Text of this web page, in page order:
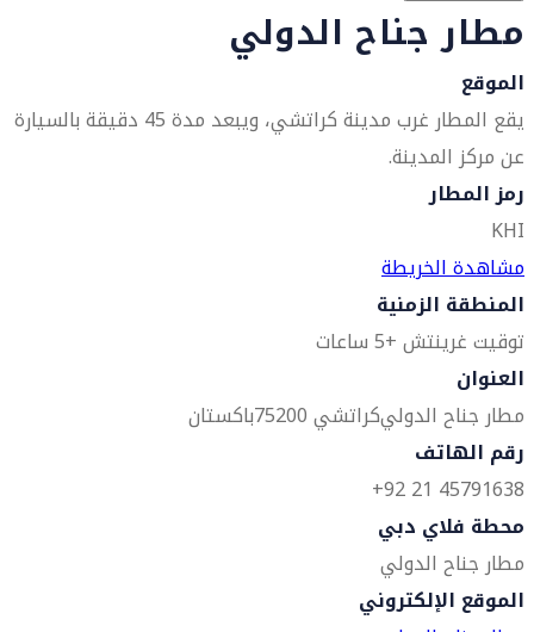
مطار جناح الدولي
الموقع
يقع المطار غرب مدينة كراتشي، ويبعد مدة 45 دقيقة بالسيارة
عن مركز المدينة.
رمز المطار
KHI
مشاهدة الخريطة
المنطقة الزمنية
توقيت غرينتش +5 ساعات
العنوان
مطار جناح الدوليكراتشي 75200
باكستان
رقم الهاتف
45791638 21 92+
محطة فلاي دبي
مطار جناح الدولي
الموقع الإلكتروني